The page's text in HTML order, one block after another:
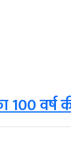
100